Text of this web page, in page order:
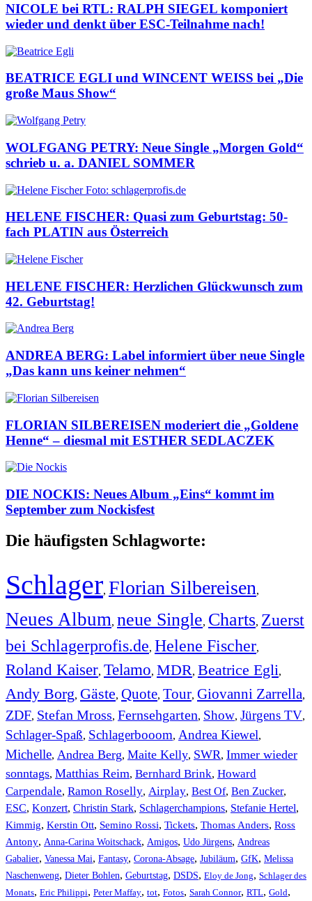
NICOLE bei RTL: RALPH SIEGEL komponiert
wieder und denkt über ESC-Teilnahme nach!
BEATRICE EGLI und WINCENT WEISS bei „Die
große Maus Show“
WOLFGANG PETRY: Neue Single „Morgen Gold“
schrieb u. a. DANIEL SOMMER
HELENE FISCHER: Quasi zum Geburtstag: 50-
fach PLATIN aus Österreich
HELENE FISCHER: Herzlichen Glückwunsch zum
42. Geburtstag!
ANDREA BERG: Label informiert über neue Single
„Das kann uns keiner nehmen“
FLORIAN SILBEREISEN moderiert die „Goldene
Henne“ – diesmal mit ESTHER SEDLACZEK
DIE NOCKIS: Neues Album „Eins“ kommt im
September zum Nockisfest
Die häufigsten Schlagworte:
Schlager, Florian Silbereisen,
Neues Album, neue Single, Charts, Zuerst
bei Schlagerprofis.de, Helene Fischer,
Roland Kaiser, Telamo, MDR, Beatrice Egli,
Andy Borg, Gäste, Quote, Tour, Giovanni Zarrella,
ZDF, Stefan Mross, Fernsehgarten, Show, Jürgens TV,
Schlager-Spaß, Schlagerbooom, Andrea Kiewel,
Michelle, Andrea Berg, Maite Kelly, SWR, Immer wieder
sonntags, Matthias Reim, Bernhard Brink, Howard
Carpendale, Ramon Roselly, Airplay, Best Of, Ben Zucker,
ESC, Konzert, Christin Stark, Schlagerchampions, Stefanie Hertel,
Kimmig, Kerstin Ott, Semino Rossi, Tickets, Thomas Anders, Ross
Antony, Anna-Carina Woitschack, Amigos, Udo Jürgens, Andreas
Gabalier, Vanessa Mai, Fantasy, Corona-Absage, Jubiläum, GfK, Melissa
Naschenweng, Dieter Bohlen, Geburtstag, DSDS, Eloy de Jong, Schlager des
Monats, Eric Philippi, Peter Maffay, tot, Fotos, Sarah Connor, RTL, Gold,